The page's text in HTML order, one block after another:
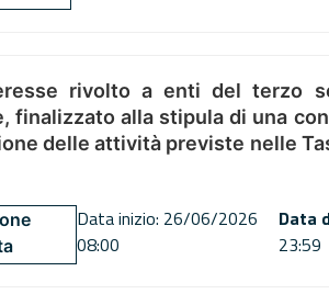
rivolto a enti del terzo
alla stipula di una
delle attività previste nelle
Data inizio: 26/06/2026
08:00
Data
23:59